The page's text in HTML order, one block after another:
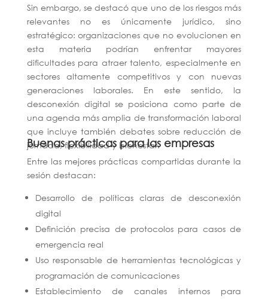
Sin embargo, se destacó que uno de los riesgos más
relevantes no es únicamente jurídico, sino
estratégico: organizaciones que no evolucionen en
esta materia podrían enfrentar mayores
dificultades para atraer talento, especialmente en
sectores altamente competitivos y con nuevas
generaciones laborales. En este sentido, la
desconexión digital se posiciona como parte de
una agenda más amplia de transformación laboral
que incluye también debates sobre reducción de
jornada, flexibilidad y bienestar.
Buenas prácticas para las empresas
Entre las mejores prácticas compartidas durante la
sesión destacan:
Desarrollo de políticas claras de desconexión
digital
Definición precisa de protocolos para casos de
emergencia real
Uso responsable de herramientas tecnológicas y
programación de comunicaciones
Establecimiento de canales internos para